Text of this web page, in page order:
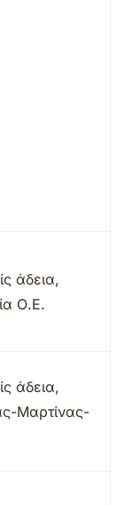
άδεια,
Ο.Ε.
άδεια,
Μαρτίνας-